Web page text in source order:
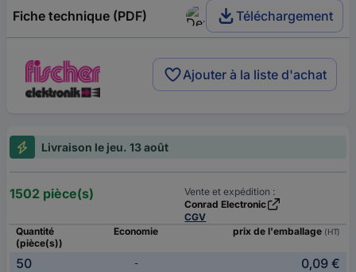
Fiche technique (PDF) Téléchargement
Ajouter à la liste d'achat
Livraison le jeu. 13 août
1502 pièce(s)
Vente et expédition :
Conrad Electronic
CGV
Quantité
(pièce(s))
Economie prix de l'emballage (HT)
50 -
0,09 €